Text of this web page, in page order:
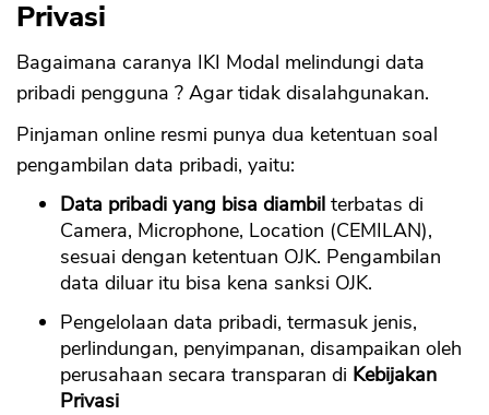
Privasi
Bagaimana caranya IKI Modal melindungi data
pribadi pengguna ? Agar tidak disalahgunakan.
Pinjaman online resmi punya dua ketentuan soal
pengambilan data pribadi, yaitu:
Data pribadi yang bisa diambil terbatas di
Camera, Microphone, Location (CEMILAN),
sesuai dengan ketentuan OJK. Pengambilan
data diluar itu bisa kena sanksi OJK.
Pengelolaan data pribadi, termasuk jenis,
perlindungan, penyimpanan, disampaikan oleh
perusahaan secara transparan di Kebijakan
Privasi